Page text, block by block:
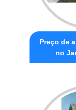
Preço de
no